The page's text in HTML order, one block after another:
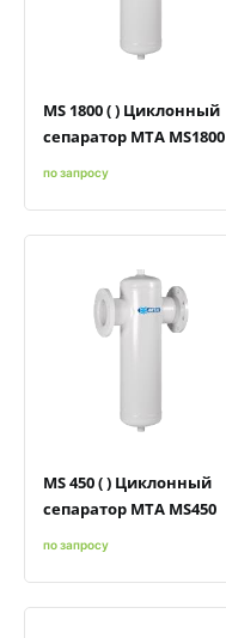
MS 1800 ( ) Циклонный
сепаратор MTA MS1800
по запросу
MS 450 ( ) Циклонный
сепаратор MTA MS450
по запросу